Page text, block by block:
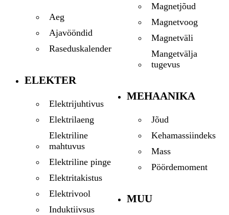
Aeg
Ajavööndid
Raseduskalender
ELEKTER
Elektrijuhtivus
Elektrilaeng
Elektriline
mahtuvus
Elektriline pinge
Elektritakistus
Elektrivool
Induktiivsus
Magnetjõud
Magnetvoog
Magnetväli
Mangetvälja
tugevus
MEHAANIKA
Jõud
Kehamassiindeks
Mass
Pöördemoment
MUU